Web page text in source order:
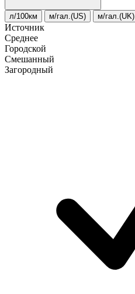
л/100км м/гал.(US) м/гал.(UK)
Источник
Среднее
Городской
Смешанный
Загородный